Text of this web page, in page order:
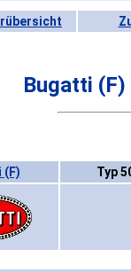
Bugatti
(F) Typ